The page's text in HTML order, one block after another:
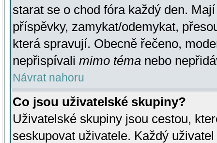
starat se o chod fóra každý den.
příspěvky, zamykat/odemykat,
která spravují. Obecně řečeno,
nepřispívali mimo téma nebo
Návrat nahoru
Co jsou uživatelské skupiny?
Uživatelské skupiny jsou cestou,
seskupovat uživatele. Každý